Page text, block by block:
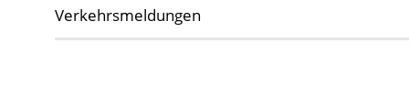
Verkehrsmeldungen